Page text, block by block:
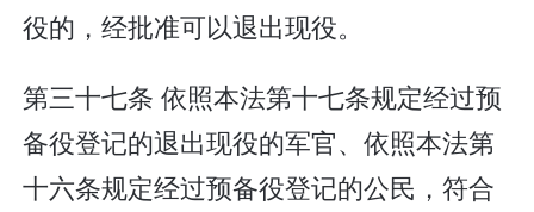
役的，经批准可以退出现役。
第三十七条 依照本法第十七条规定经过预
备役登记的退出现役的军官、依照本法第
十六条规定经过预备役登记的公民，符合